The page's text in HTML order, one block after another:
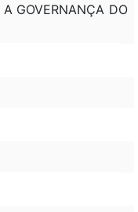
GOVERNANÇA DO